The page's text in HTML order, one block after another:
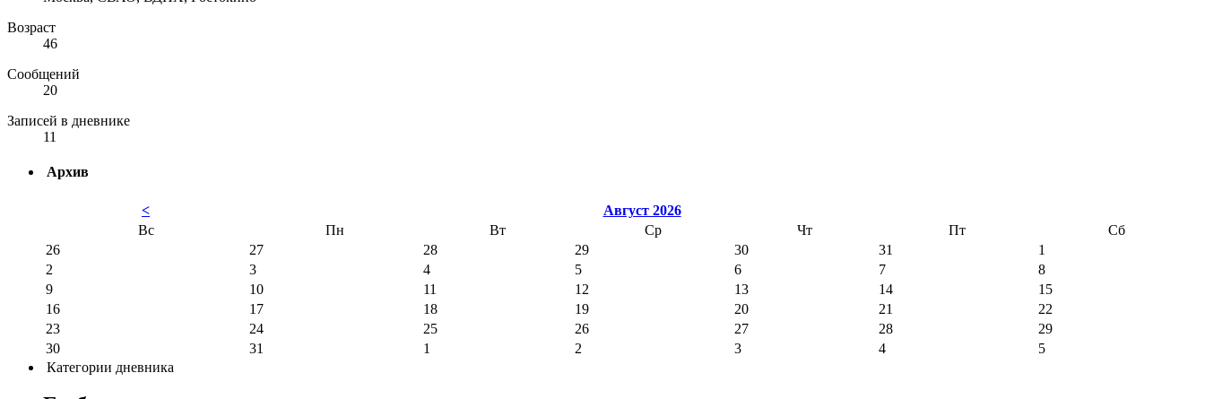
Возраст
46
Сообщений
20
Записей в дневнике
11
Архив
<
Август 2026
Вс
Пн Вт Ср Чт Пт
Сб
26
27 28 29 30 31
1
2
3 4 5 6 7
8
9
10 11 12 13 14
15
16
17 18 19 20 21
22
23
24 25 26 27 28
29
30
31 1 2 3 4
5
Категории дневника